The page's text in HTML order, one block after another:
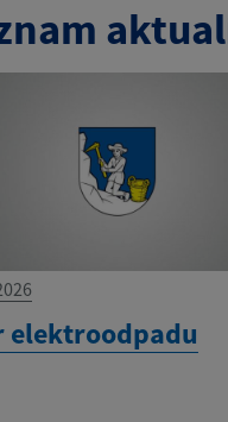
elektroodpadu